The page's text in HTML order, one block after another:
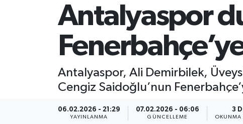
Antalyaspor
Antalyaspor, Ali Demirbilek,
Cengiz Saidoğlu’nun
06.02.2026 - 21:29
YAYINLANMA
07.02.2026 - 06:06
GÜNCELLEME
3
OKUNMA
Yerel Yönetim
Trafik Durumu
Süper Lig Puan Durumu ve Fikstür
Tüm Manşetler